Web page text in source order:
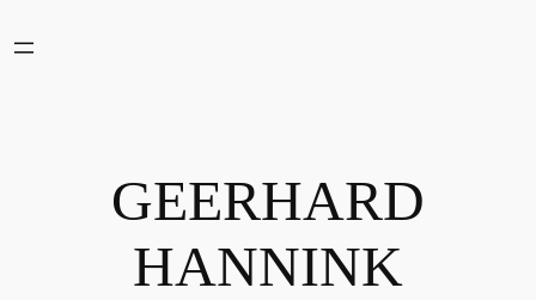
naar
GEERHARD
HANNINK